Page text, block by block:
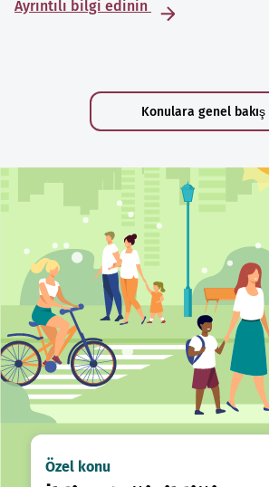
Ayrıntılı bilgi edinin
Konulara genel bakış
Özel konu